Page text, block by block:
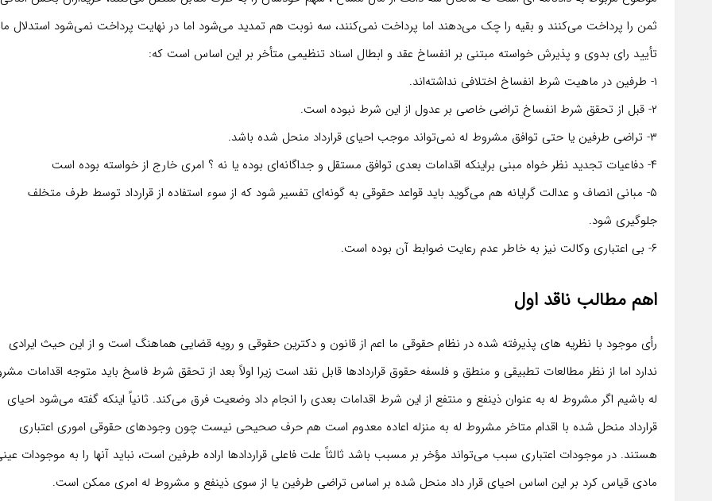
ثمن را پرداخت می‌کنند و بقیه را چک می‌دهند اما پرداخت نمی‌کنند، سه نوبت هم تمدید می‌شود اما در نهایت پرداخت نمی‌شود استدلال
تأیید رای بدوی و پذیرش خواسته مبتنی بر انفساخ عقد و ابطال اسناد تنظیمی متأخر بر این اساس است که:
۱- طرفین در ماهیت شرط انفساخ اختلافی نداشته‌اند.
۲- قبل از تحقق شرط انفساخ تراضی خاصی بر عدول از این شرط نبوده است.
۳- تراضی طرفین یا حتی توافق مشروط له نمی‌تواند موجب احیای قرارداد منحل شده باشد.
۴- دفاعیات تجدید نظر خواه مبنی براینکه اقدامات بعدی توافق مستقل و جداگانه‌ای بوده یا نه ؟ امری خارج از خواسته بوده است
۵- مبانی انصاف و عدالت گرایانه هم می‌گوید باید قواعد حقوقی به گونه‌ای تفسیر شود که از سوء استفاده از قرارداد توسط طرف متخلف
جلوگیری شود.
۶- بی اعتباری وکالت نیز به خاطر عدم رعایت ضوابط آن بوده است.
اهم مطالب ناقد اول
رأی موجود با نظریه های پذیرفته شده‌ در نظام حقوقی ما اعم از قانون و دکترین حقوقی و رویه قضایی هماهنگ است و از این حیث ایرادی
ندارد اما از نظر مطالعات تطبیقی و منطق و فلسفه حقوق قراردادها قابل نقد است زیرا اولاً بعد از تحقق شرط فاسخ باید متوجه اقدامات
له باشیم اگر مشروط له به عنوان ذینفع و منتفع از این شرط اقدامات بعدی را انجام داد وضعیت فرق می‌کند. ثانیاً اینکه گفته می‌شود احیای
قرارداد منحل شده با اقدام متاخر مشروط له به منزله اعاده معدوم است هم حرف صحیحی نیست چون وجود‌های حقوقی اموری اعتباری
هستند. در موجودات اعتباری سبب می‌تواند مؤخر بر مسبب باشد ثالثاً علت فاعلی قراردادها اراده طرفین است، نباید آنها را به موجودات
مادی قیاس کرد بر این اساس احیای قرار داد منحل شده بر اساس تراضی طرفین یا از سوی ذینفع و مشروط له امری ممکن است.